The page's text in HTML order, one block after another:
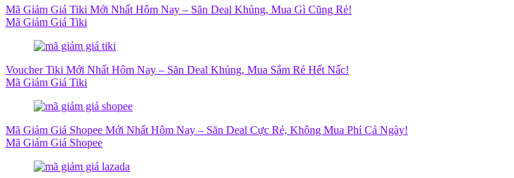
Mã Giảm Giá Tiki Mới Nhất Hôm Nay – Săn Deal Khủng, Mua Gì Cũng Rẻ!
Mã Giảm Giá Tiki
Voucher Tiki Mới Nhất Hôm Nay – Săn Deal Khủng, Mua Sắm Rẻ Hết Nấc!
Mã Giảm Giá Tiki
Mã Giảm Giá Shopee Mới Nhất Hôm Nay – Săn Deal Cực Rẻ, Không Mua Phí Cả Ngày!
Mã Giảm Giá Shopee